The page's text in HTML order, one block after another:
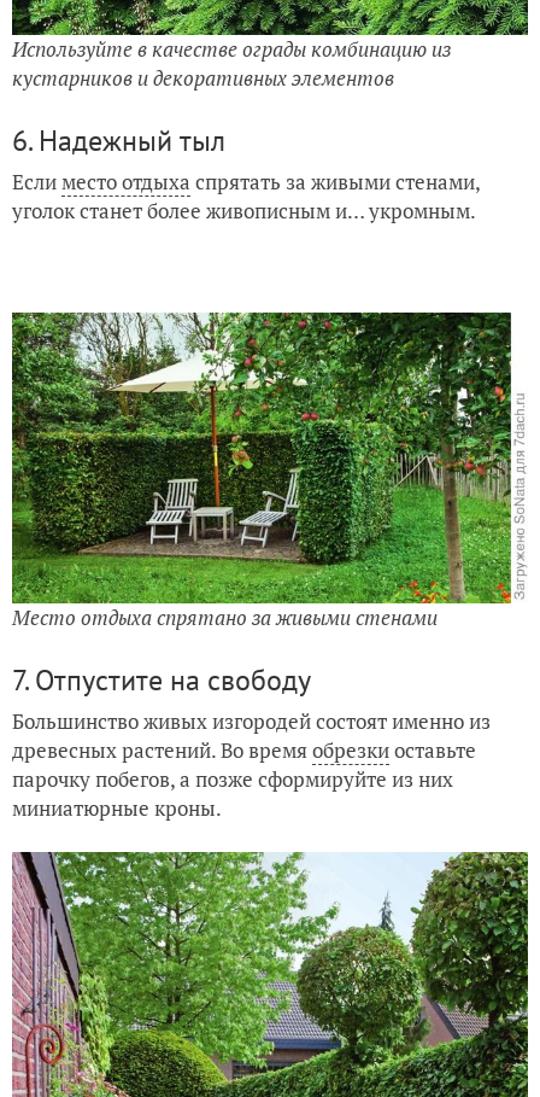
Используйте в качестве ограды комбинацию из
кустарников и декоративных элементов
6. Надежный тыл
Еслиместо отдыха спрятать за живыми стенами,
уголок станет более живописным и… укромным.
Место отдыха спрятано за живыми стенами
7. Отпустите на свободу
Большинство живых изгородей состоят именно из
древесных растений. Во времяобрезкиоставьте
парочку побегов, а позже сформируйте из них
миниатюрные кроны.